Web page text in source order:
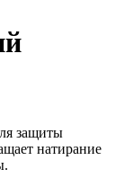
защиты
натирание